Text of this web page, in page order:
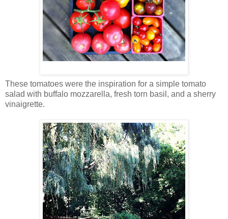
These tomatoes were the inspiration for a simple tomato
salad with buffalo mozzarella, fresh torn basil, and a sherry
vinaigrette.